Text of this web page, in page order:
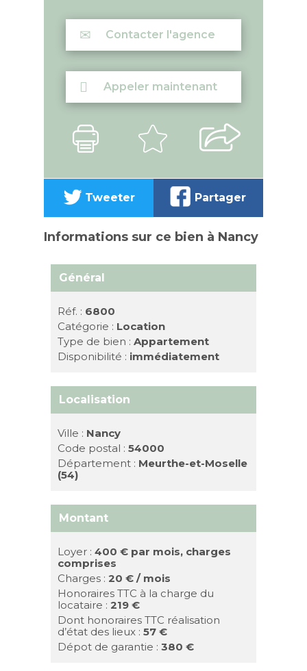
Contacter l'agence
Appeler maintenant
Tweeter Partager
Informations sur ce bien à Nancy
Général
Réf. : 6800
Catégorie : Location
Type de bien :Appartement
Disponibilité : immédiatement
Localisation
Ville : Nancy
Code postal :54000
Département : Meurthe-et-Moselle
(54)
Montant
Loyer :400 € par mois, charges
comprises
Charges :20 € / mois
Honoraires TTC à la charge du
locataire :219 €
Dont honoraires TTC réalisation
d’état des lieux :57 €
Dépot de garantie :380 €